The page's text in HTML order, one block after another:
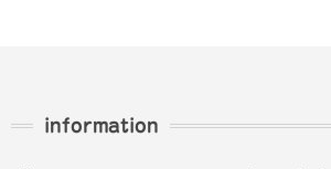
information